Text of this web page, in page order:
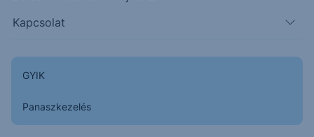
Kapcsolat
GYIK
Panaszkezelés
kockázatos portfólió súlya csökken, míg a
vetítenek a célsúly meghatározásához